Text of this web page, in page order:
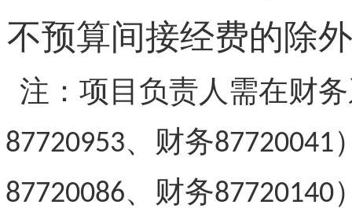
不预算间接经费的除
注：项目负责人需在财
87720953、财务87720041
87720086、财务87720140